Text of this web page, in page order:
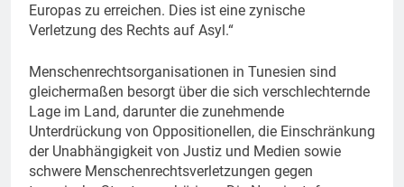
Europas zu erreichen. Dies ist eine zynische
Verletzung des Rechts auf Asyl.“
Menschenrechtsorganisationen in Tunesien sind
gleichermaßen besorgt über die sich verschlechternde
Lage im Land, darunter die zunehmende
Unterdrückung von Oppositionellen, die Einschränkung
der Unabhängigkeit von Justiz und Medien sowie
schwere Menschenrechtsverletzungen gegen